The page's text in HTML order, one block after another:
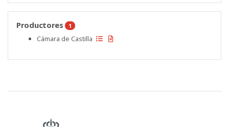
Productores 1
Cámara de Castilla